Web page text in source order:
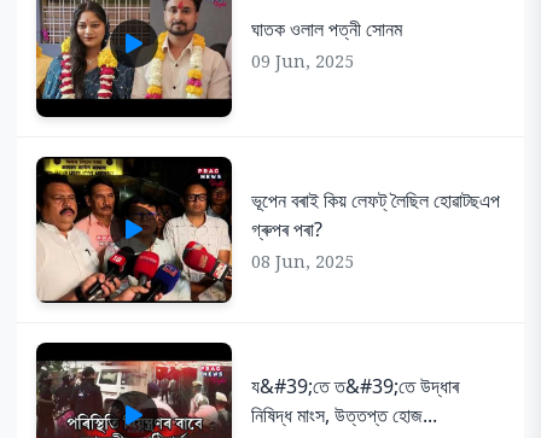
ঘাতক ওলাল পত্নী সোনম
09 Jun, 2025
ভূপেন বৰাই কিয় লেফট্ লৈছিল হোৱাটছএপ
গ্ৰুপৰ পৰা?
08 Jun, 2025
য&#39;তে ত&#39;তে উদ্ধাৰ
নিষিদ্ধ মাংস, উত্তপ্ত হোজ...